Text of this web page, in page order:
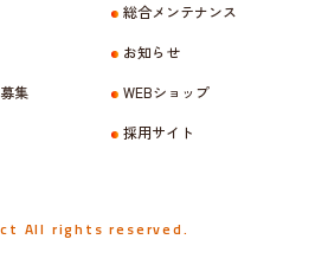
集
総合メンテナンス
お知らせ
WEBショップ
採用サイト
All rights reserved.